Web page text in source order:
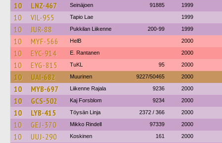
10 LNZ-467 Seinäjoen 91885 1999
10 VIL-955 Tapio Lae 1999
10 JUR-88 Pukkilan Liikenne 200-99 1999
10 MYF-566 HelB 2000
10 EYC-914 E. Rantanen 2000
10 EYG-815 TuKL 95 2000
10 UAI-682 Muurinen 9227/50465 2000
10 MYB-697 Liikenne Rajala 9236 2000
10 GCS-502 Kaj Forsblom 9234 2000
10 LYB-415 Töysän Linja 2372 / 366 2000
10 GEJ-370 Mikko Rindell 97339 2000
10 UUJ-290 Koskinen 161 2000